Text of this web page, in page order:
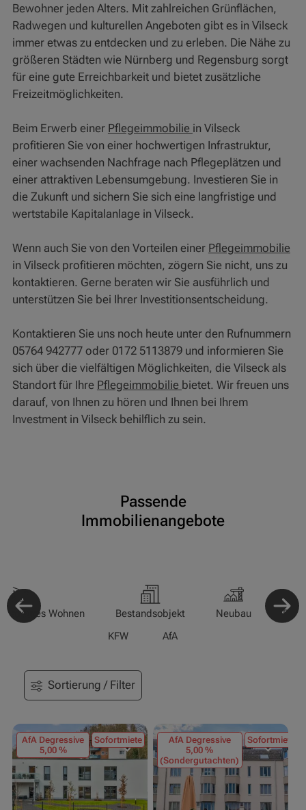
Bewohner jeden Alters. Mit zahlreichen Grünflächen,
Radwegen und kulturellen Angeboten gibt es in Vilseck
immer etwas zu entdecken und zu erleben. Die Nähe zu
größeren Städten wie Nürnberg und Regensburg sorgt
für eine gute Erreichbarkeit und bietet zusätzliche
Freizeitmöglichkeiten.
Beim Erwerb einer Pflegeimmobilie in Vilseck
profitieren Sie von einer hochwertigen Infrastruktur,
einer wachsenden Nachfrage nach Pflegeplätzen und
einer attraktiven Lebensumgebung. Investieren Sie in
die Zukunft und sichern Sie sich eine langfristige und
wertstabile Kapitalanlage in Vilseck.
Wenn auch Sie von den Vorteilen einer Pflegeimmobilie
in Vilseck profitieren möchten, zögern Sie nicht, uns zu
kontaktieren. Gerne beraten wir Sie ausführlich und
unterstützen Sie bei Ihrer Investitionsentscheidung.
Kontaktieren Sie uns noch heute unter den Rufnummern
05764 942777 oder 0172 5113879 und informieren Sie
sich über die vielfältigen Möglichkeiten, die Vilseck als
Standort für Ihre Pflegeimmobilie bietet. Wir freuen uns
darauf, von Ihnen zu hören und Ihnen bei Ihrem
Investment in Vilseck behilflich zu sein.
Passende
Immobilienangebote
Wohnen Bestandsobjekt Neubau
KFW
AfA
Sortierung / Filter
AfA Degressive
5,00 %
Sofortmiete
AfA Degressive
5,00 %
(Sondergutachten)
Sofortmiete